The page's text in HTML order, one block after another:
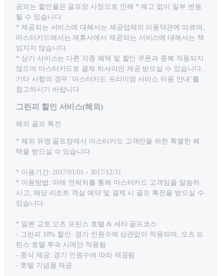
공되는 할인율은 골프장 사정으로 인해 * 예고 없이 일부 변동
될 수 있습니다.
* 제공되는 서비스에 대해서는 제공업체의 이용약관에 따르며,
마스터카드에서는 제휴사에서 제공되는 서비스에 대해서는 책
임지지 않습니다.
* 상기 서비스는 다른 각종 혜택 및 할인 쿠폰과 중복 적용되지
않으며 마스터카드로 결제 하셔야만 제공 받으실 수 있습니다.
기타 사항의 경우 ‘마스터카드 프리미엄 서비스 이용 안내’를
참고하시기 바랍니다.
그린피 할인 서비스(해외)
해외 골프 특전
* 해외 유명 골프장에서 마스터카드 고객만을 위한 특별한 혜
택을 받으실 수 있습니다.
* 이용기간: 2017/01/01 - 2017/12/31
* 이용방법: 아래 연락처를 통해 마스터카드 고객임을 말씀하
시고, 해당 리조트 객실 예약 및 결제 시 골프 특전을 받으실 수
있습니다.
* 일본 교토 오츠 프린스 호텔 & 세타 골프코스
- 그린피 10% 할인: 경기 인원수에 상관없이 적용되며, 오츠 프
린스 호텔 투숙 시에만 적용됨
- 중식 제공: 경기 인원수에 따라 제공됨
- 호텔 기념품 제공